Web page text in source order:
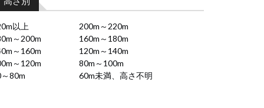
以上
200m～220m
～200m
160m～180m
～160m
120m～140m
～120m
80m～100m
80m
60m未満、高さ不明